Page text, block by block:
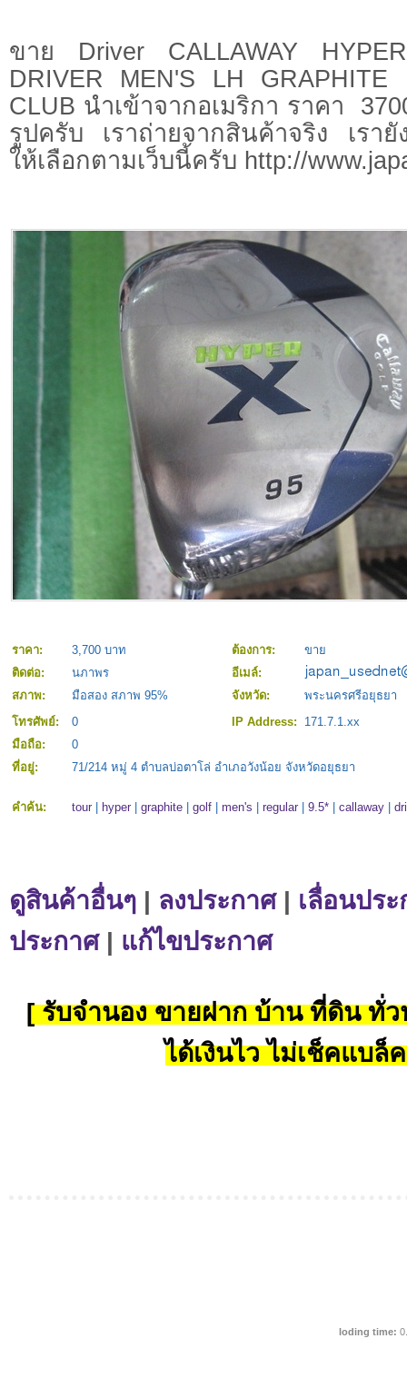
ขาย Driver CALLAWAY
DRIVER MEN'S LH GRAPHITE
CLUB นำเข้าจากอเมริกา ราคา
รูปครับ เราถ่ายจากสินค้าจริง เรา
ให้เลือกตามเว็บนี้ครับ http://
ราคา: 3,700 บาท ต้องการ:
ขาย
ติดต่อ:
นภาพร
อีเมล์:
สภาพ:
มือสอง สภาพ 95% จังหวัด:
พระนครศรีอยุธยา
โทรศัพย์:
0 IP Address:
171.7.1.xx
มือถือ:
0
ที่อยู่:
71/214 หมู่ 4 ตำบลบ่อตาโล่ อำเภอวังน้อย จังหวัดอยุธยา
คำค้น: tour hyper graphite golf men's regular 9.5* callaway
ดูสินค้าอื่นๆ | ลงประกาศ| เลื่อนปร
ประกาศ| แก้ไขประกาศ
[ รับจำนอง ขายฝาก บ้าน ที่ดิน ทั่ว
ได้เงินไว ไม่เช็คแบล็
loding time: